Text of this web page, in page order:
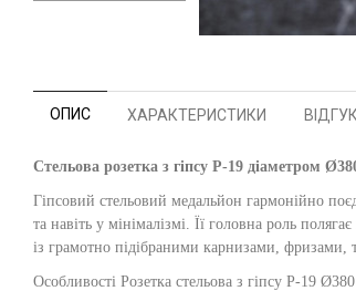
ОПИС ХАРАКТЕРИСТИКИ
Стельова розетка з гіпсу Р-19 діаметром
Гіпсовий стельовий медальйон гармонійно
та навіть у мінімалізмі. Її головна роль
із грамотно підібраними карнизами, фризами,
Особливості Розетка стельова з гіпсу Р-19